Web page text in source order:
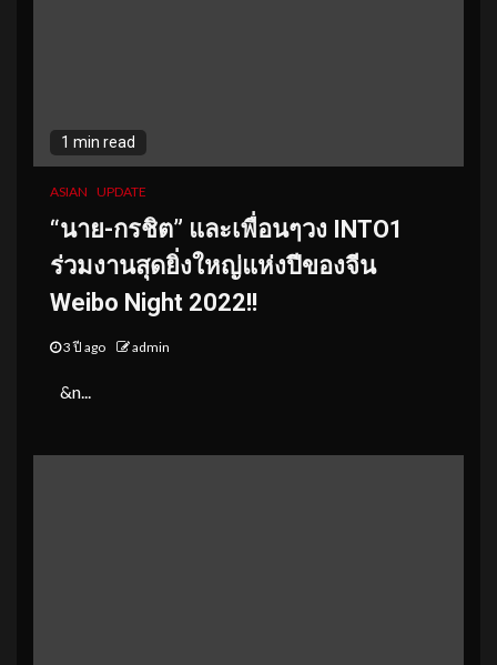
1 min read
ASIAN UPDATE
“นาย-กรชิต” และเพื่อนๆวง INTO1
ร่วมงานสุดยิ่งใหญ่แห่งปีของจีน
Weibo Night 2022!!
3 ปี ago admin
&n...